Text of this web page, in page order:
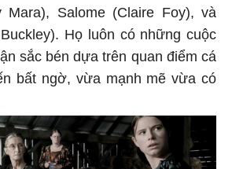
Mara), Salome (Claire Foy), và
Họ luôn có những cuộc
sắc bén dựa trên quan điểm cá
bất ngờ, vừa mạnh mẽ vừa có